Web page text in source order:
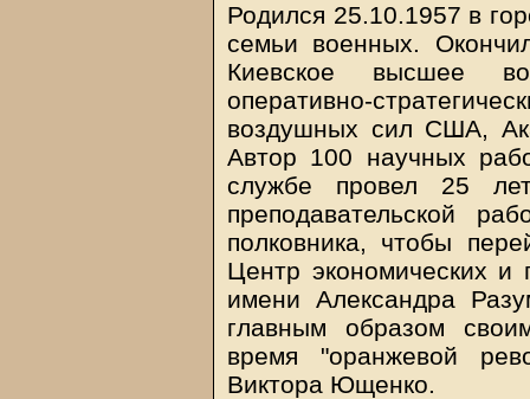
Родился 25.10.1957 в
семьи военных.
Киевское высшее
оперативно-
воздушных сил США,
Автор 100 научных
службе провел 25
преподавательской
полковника, чтобы
Центр экономических
имени Александра
главным образом
время "оранжевой
Виктора Ющенко.